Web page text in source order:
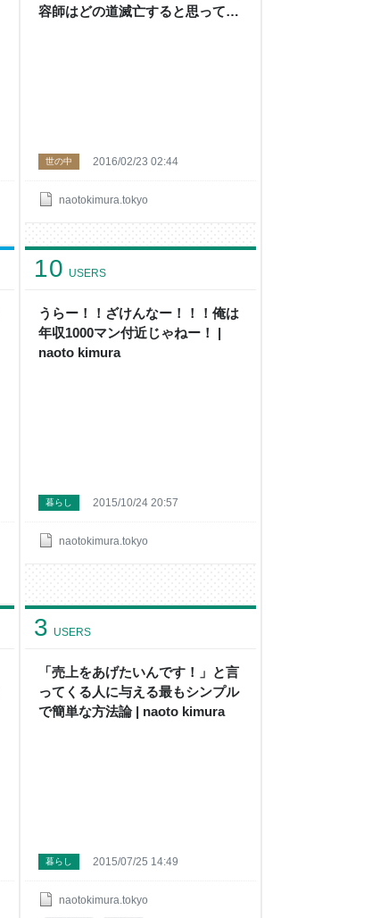
容師はどの道滅亡すると思ってい
naotokimura.tokyo
世の中 2016/02/23 02:44
うらー！！ざけんなー！！！俺は
年収1000マン付近じゃねー！ |
naoto kimura
10 USERS
naotokimura.tokyo
暮らし 2015/10/24 20:57
「売上をあげたいんです！」と言
ってくる人に与える最もシンプル
で簡単な方法論 | naoto kimura
3 USERS
naotokimura.tokyo
暮らし 2015/07/25 14:49